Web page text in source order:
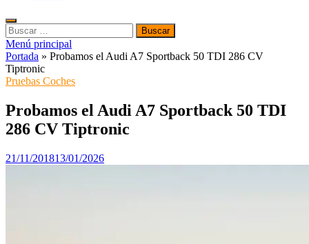
Buscar:
Menú principal
Portada » Probamos el Audi A7 Sportback 50 TDI 286 CV
Tiptronic
Pruebas Coches
Probamos el Audi A7 Sportback 50 TDI
286 CV Tiptronic
21/11/201813/01/2026